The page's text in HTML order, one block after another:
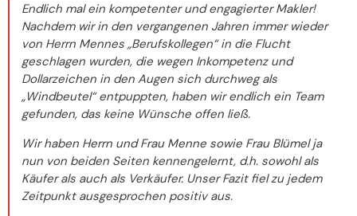
Endlich mal ein kompetenter und engagierter Makler!
Nachdem wir in den vergangenen Jahren immer wieder
von Herrn Mennes „Berufskollegen“ in die Flucht
geschlagen wurden, die wegen Inkompetenz und
Dollarzeichen in den Augen sich durchweg als
„Windbeutel“ entpuppten, haben wir endlich ein Team
gefunden, das keine Wünsche offen ließ.
Wir haben Herrn und Frau Menne sowie Frau Blümel ja
nun von beiden Seiten kennengelernt, d.h. sowohl als
Käufer als auch als Verkäufer. Unser Fazit fiel zu jedem
Zeitpunkt ausgesprochen positiv aus.